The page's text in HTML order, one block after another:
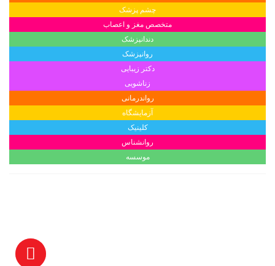
چشم پزشک
متخصص مغز و اعصاب
دندانپزشک
روانپزشک
دکتر زیبایی
زناشویی
رواندرمانی
آزمایشگاه
کلینیک
روانشناس
موسسه